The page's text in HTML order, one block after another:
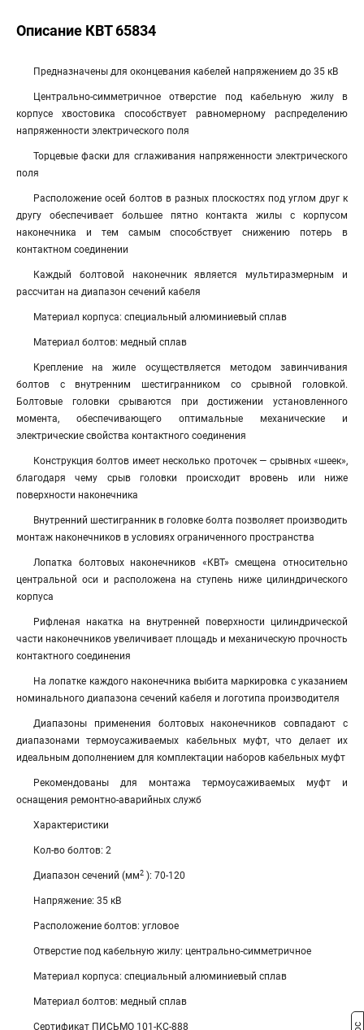
Описание КВТ 65834
Предназначены для оконцевания кабелей напряжением до 35 кВ
Центрально-симметричное отверстие под кабельную жилу в
корпусе хвостовика способствует равномерному распределению
напряженности электрического поля
Торцевые фаски для сглаживания напряженности электрического
поля
Расположение осей болтов в разных плоскостях под углом друг к
другу обеспечивает большее пятно контакта жилы с корпусом
наконечника и тем самым способствует снижению потерь в
контактном соединении
Каждый болтовой наконечник является мультиразмерным и
рассчитан на диапазон сечений кабеля
Материал корпуса: специальный алюминиевый сплав
Материал болтов: медный сплав
Крепление на жиле осуществляется методом завинчивания
болтов с внутренним шестигранником со срывной головкой.
Болтовые головки срываются при достижении установленного
момента, обеспечивающего оптимальные механические и
электрические свойства контактного соединения
Конструкция болтов имеет несколько проточек — срывных «шеек»,
благодаря чему срыв головки происходит вровень или ниже
поверхности наконечника
Внутренний шестигранник в головке болта позволяет производить
монтаж наконечников в условиях ограниченного пространства
Лопатка болтовых наконечников «КВТ» смещена относительно
центральной оси и расположена на ступень ниже цилиндрического
корпуса
Рифленая накатка на внутренней поверхности цилиндрической
части наконечников увеличивает площадь и механическую прочность
контактного соединения
На лопатке каждого наконечника выбита маркировка с указанием
номинального диапазона сечений кабеля и логотипа производителя
Диапазоны применения болтовых наконечников совпадают с
диапазонами термоусаживаемых кабельных муфт, что делает их
идеальным дополнением для комплектации наборов кабельных муфт
Рекомендованы для монтажа термоусаживаемых муфт и
оснащения ремонтно-аварийных служб
Характеристики
Кол-во болтов: 2
Диапазон сечений (мм2 ): 70-120
Напряжение: 35 кВ
Расположение болтов: угловое
Отверстие под кабельную жилу: центрально-симметричное
Материал корпуса: специальный алюминиевый сплав
Материал болтов: медный сплав
Сертификат ПИСЬМО 101-KC-888